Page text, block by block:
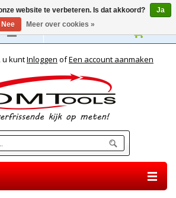
u kuntInloggen ofEen account aanmaken
website te verbeteren. Is dat akkoord?
Ja
Nee
Meer over cookies »